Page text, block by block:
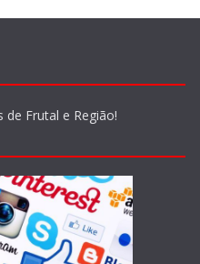
Frutal e Região!